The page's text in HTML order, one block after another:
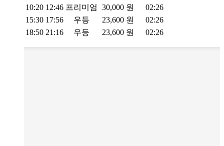
10:20 12:46 프리미엄 30,000 원
02:26
15:30 17:56 우등 23,600 원
02:26
18:50 21:16 우등 23,600 원 02:26